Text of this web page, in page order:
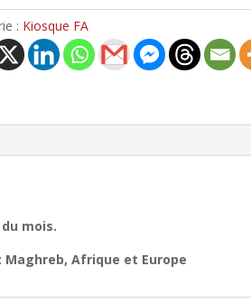
: Kiosque FA
mois.
Afrique et Europe